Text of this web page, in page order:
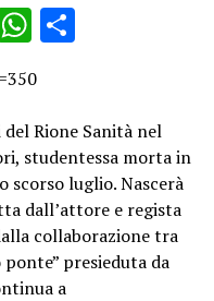
WhatsApp
Condividi
Rione Sanità nel
studentessa morta in
scorso luglio. Nascerà
dall’attore e regista
collaborazione tra
ponte” presieduta da
a